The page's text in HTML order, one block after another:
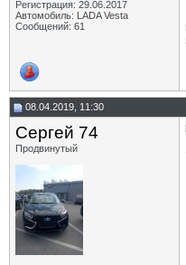
Регистрация: 29.06.2017
Автомобиль: LADA Vesta
Сообщений: 61
08.04.2019, 11:30
Сергей 74
Продвинутый